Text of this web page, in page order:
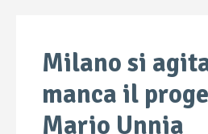
Milano si
manca il
Mario Unnia